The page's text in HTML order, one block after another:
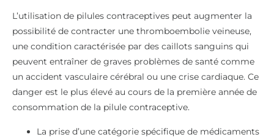
L’utilisation de pilules contraceptives peut augmenter la
possibilité de contracter une thromboembolie veineuse,
une condition caractérisée par des caillots sanguins qui
peuvent entraîner de graves problèmes de santé comme
un accident vasculaire cérébral ou une crise cardiaque. Ce
danger est le plus élevé au cours de la première année de
consommation de la pilule contraceptive.
La prise d’une catégorie spécifique de médicaments